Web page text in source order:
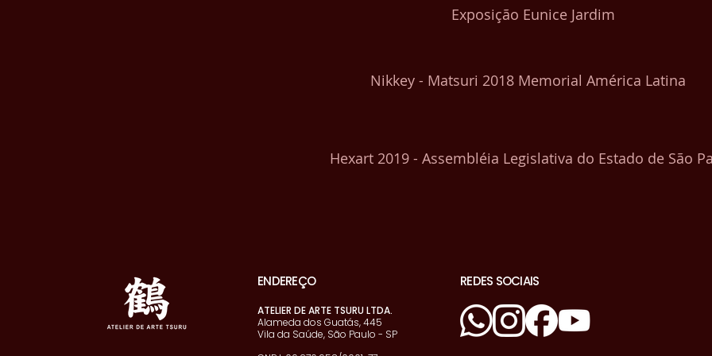
Exposição Eunice Jardim
Nikkey - Matsuri 2018 Memorial América Latina
Hexart 2019 - Assembléia Legislativa do Estado de São
ENDEREÇO
ATELIER DE ARTE TSURU LTDA.
Alameda dos Guatás, 445
Vila da Saúde, São Paulo - SP
REDES SOCIAIS